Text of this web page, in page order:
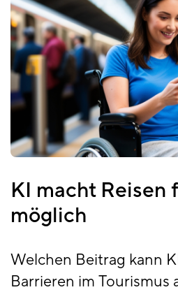
KI macht Reisen
möglich
Welchen Beitrag kann
Barrieren im Tourismus